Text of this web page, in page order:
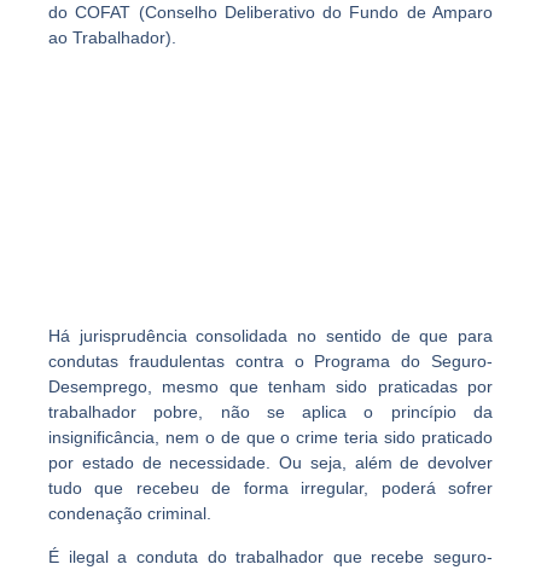
do COFAT (Conselho Deliberativo do Fundo de Amparo
ao Trabalhador).
Há jurisprudênciaconsolidada no sentido de que para
condutas fraudulentas contra o Programa do Seguro-
Desemprego, mesmo que tenham sido praticadas por
trabalhador pobre, não se aplica o princípio da
insignificância, nem o de que o crime teria sido praticado
por estado de necessidade. Ou seja, além de devolver
tudo que recebeu de forma irregular, poderá sofrer
condenação criminal.
É ilegal a conduta do trabalhador que recebe seguro-